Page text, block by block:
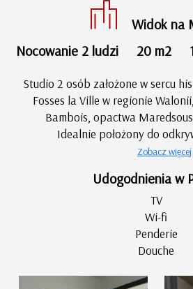
Widok na
Nocowanie 2 ludzi
20 m2
Studio 2 osób założone w sercu
Fosses la Ville w regionie
Bambois, opactwa
Idealnie położony do
Zobacz więcej
Udogodnienia w
TV
Wi-fi
Penderie
Douche